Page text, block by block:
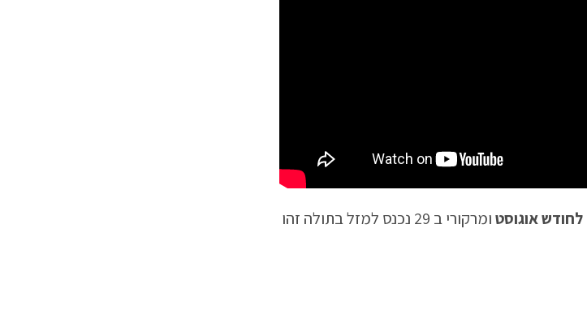
ומרקורי ב 29 נכנס למזל בתולה זהו